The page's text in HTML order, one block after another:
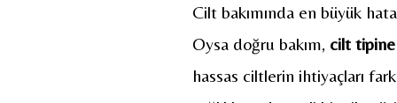
Cilt bakımında en büyük
Oysa doğru bakım, cilt
hassas ciltlerin ihtiyaçları